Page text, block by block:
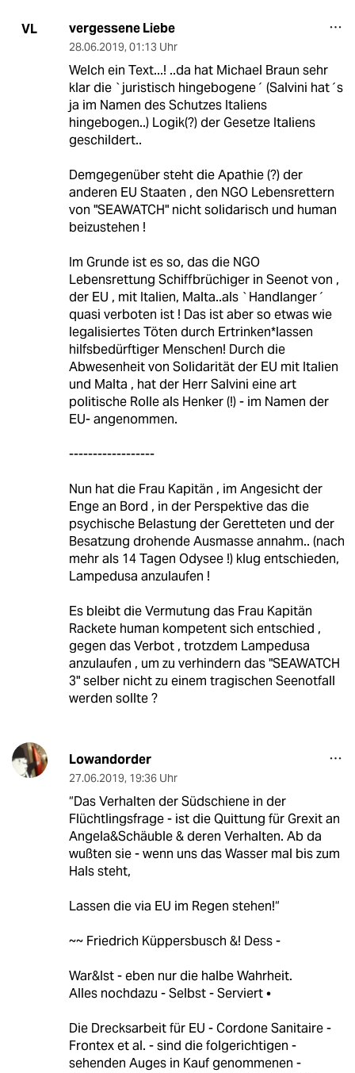
VL vergessene Liebe
28.06.2019, 01:13 Uhr
Welch ein Text...! ..da hat Michael Braun sehr
klar die `juristisch hingebogene´ (Salvini hat´s
ja im Namen des Schutzes Italiens
hingebogen..) Logik(?) der Gesetze Italiens
geschildert..
Demgegenüber steht die Apathie (?) der
anderen EU Staaten , den NGO Lebensrettern
von "SEAWATCH" nicht solidarisch und human
beizustehen !
Im Grunde ist es so, das die NGO
Lebensrettung Schiffbrüchiger in Seenot von ,
der EU , mit Italien, Malta..als `Handlanger´
quasi verboten ist ! Das ist aber so etwas wie
legalisiertes Töten durch Ertrinken*lassen
hilfsbedürftiger Menschen! Durch die
Abwesenheit von Solidarität der EU mit Italien
und Malta , hat der Herr Salvini eine art
politische Rolle als Henker (!) - im Namen der
EU- angenommen.
------------------
Nun hat die Frau Kapitän , im Angesicht der
Enge an Bord , in der Perspektive das die
psychische Belastung der Geretteten und der
Besatzung drohende Ausmasse annahm.. (nach
mehr als 14 Tagen Odysee !) klug entschieden,
Lampedusa anzulaufen !
Es bleibt die Vermutung das Frau Kapitän
Rackete human kompetent sich entschied ,
gegen das Verbot , trotzdem Lampedusa
anzulaufen , um zu verhindern das "SEAWATCH
3" selber nicht zu einem tragischen Seenotfall
werden sollte ?
Lowandorder
27.06.2019, 19:36 Uhr
“Das Verhalten der Südschiene in der
Flüchtlingsfrage - ist die Quittung für Grexit an
Angela&Schäuble & deren Verhalten. Ab da
wußten sie - wenn uns das Wasser mal bis zum
Hals steht,
Lassen die via EU im Regen stehen!“
~~ Friedrich Küppersbusch &! Dess -
War&Ist - eben nur die halbe Wahrheit.
Alles nochdazu - Selbst - Serviert •
Die Drecksarbeit für EU - Cordone Sanitaire -
Frontex et al. - sind die folgerichtigen -
sehenden Auges in Kauf genommenen -